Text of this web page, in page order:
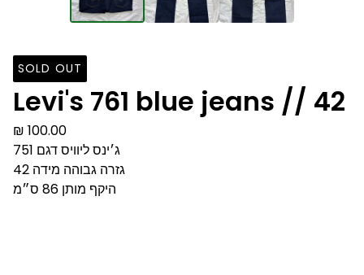
SOLD OUT
Levi's 761 blue jeans // 42
₪ 100.00
ג׳ינס ליוויס דגם 751
גזרה גבוהה מידה 42
היקף מותן 86 ס״מ